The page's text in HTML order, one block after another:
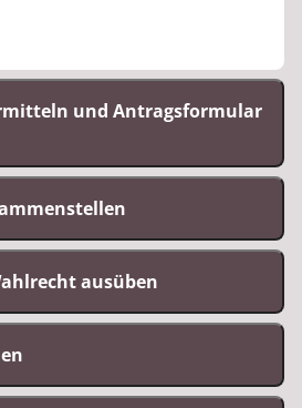
und Antragsformular
ausüben